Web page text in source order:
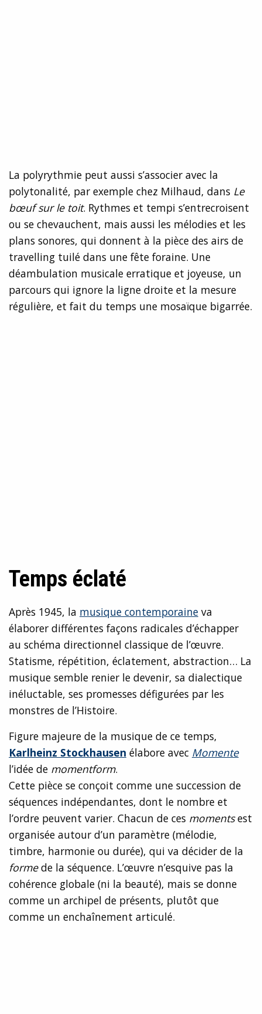
La polyrythmie peut aussi s’associer avec la
polytonalité, par exemple chez Milhaud, dans Le
bœuf sur le toit. Rythmes et tempi s’entrecroisent
ou se chevauchent, mais aussi les mélodies et les
plans sonores, qui donnent à la pièce des airs de
travelling tuilé dans une fête foraine. Une
déambulation musicale erratique et joyeuse, un
parcours qui ignore la ligne droite et la mesure
régulière, et fait du temps une mosaïque bigarrée.
Temps éclaté
Après 1945, la musique contemporaine va
élaborer différentes façons radicales d’échapper
au schéma directionnel classique de l’œuvre.
Statisme, répétition, éclatement, abstraction… La
musique semble renier le devenir, sa dialectique
inéluctable, ses promesses défigurées par les
monstres de l’Histoire.
Figure majeure de la musique de ce temps,
Karlheinz Stockhausen élabore avec Momente
l’idée de momentform.
Cette pièce se conçoit comme une succession de
séquences indépendantes, dont le nombre et
l’ordre peuvent varier. Chacun de ces momentsest
organisée autour d’un paramètre (mélodie,
timbre, harmonie ou durée), qui va décider de la
formede la séquence. L’œuvre n’esquive pas la
cohérence globale (ni la beauté), mais se donne
comme un archipel de présents, plutôt que
comme un enchaînement articulé.